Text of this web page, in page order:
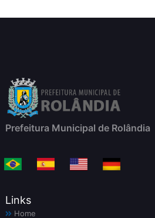
Prefeitura Municipal de Rolândia
Links
Home